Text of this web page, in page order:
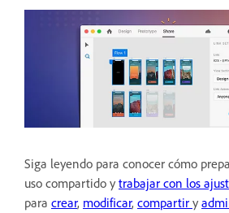
Siga leyendo para conocer cómo
uso compartido y trabajar con los
para crear, modificar, compartir y